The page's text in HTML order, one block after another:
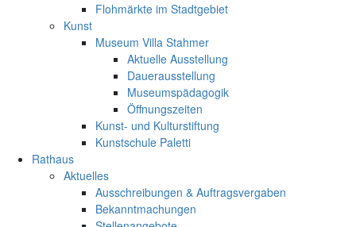
Flohmärkte im Stadtgebiet
Kunst
Museum Villa Stahmer
Aktuelle Ausstellung
Dauerausstellung
Museumspädagogik
Öffnungszeiten
Kunst- und Kulturstiftung
Kunstschule Paletti
Rathaus
Aktuelles
Ausschreibungen & Auftragsvergaben
Bekanntmachungen